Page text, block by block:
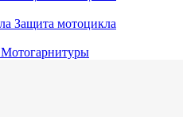
Защита мотоцикла
Мотогарнитуры